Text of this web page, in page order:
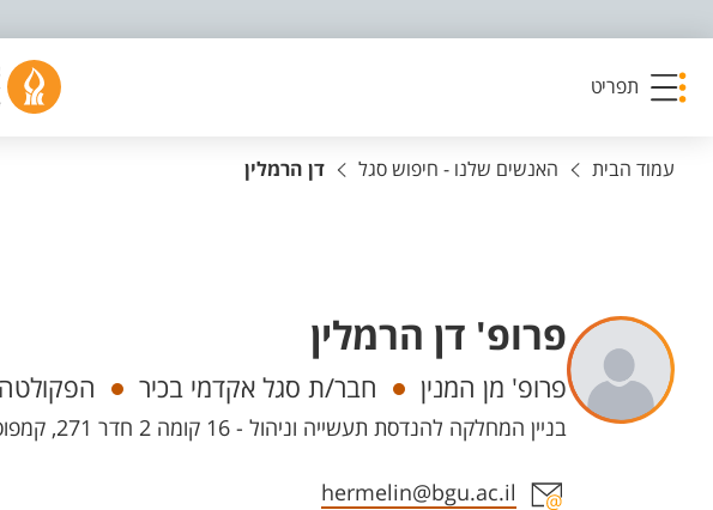
תפריט
עמוד הבית האנשים שלנו - חיפוש סגל דן הרמלין
פרופ' דן הרמלין
יחידות
פרופ' מן המנין חבר/ת סגל אקדמי בכיר
בניין המחלקה להנדסת תעשייה וניהול - 16 קומה 2 חדר 271, קמפוס מרקוס
אזור צור קשר עם איש הסגל
hermelin@bgu.ac.il